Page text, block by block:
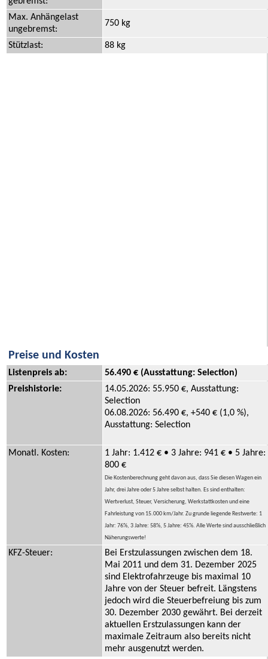
Max. Anhängelast
ungebremst:
750 kg
Stützlast: 88 kg
Preise und Kosten
Listenpreis ab:
56.490 € (Ausstattung: Selection)
Preishistorie:
14.05.2026: 55.950 €, Ausstattung:
Selection
06.08.2026: 56.490 €, +540 € (1,0 %),
Ausstattung: Selection
Monatl. Kosten:
1 Jahr: 1.412 € • 3 Jahre: 941 € • 5 Jahre:
800 €
Die Kostenberechnung geht davon aus, dass Sie diesen Wagen ein
Jahr, drei Jahre oder 5 Jahre selbst halten. Es sind enthalten:
Wertverlust, Steuer, Versicherung, Werkstattkosten und eine
Fahrleistung von 15.000 km/Jahr. Zu grunde liegende Restwerte: 1
Jahr: 76%, 3 Jahre: 58%, 5 Jahre: 45%. Alle Werte sind ausschließlich
Näherungswerte!
KFZ-Steuer:
Bei Erstzulassungen zwischen dem 18.
Mai 2011 und dem 31. Dezember 2025
sind Elektrofahrzeuge bis maximal 10
Jahre von der Steuer befreit. Längstens
jedoch wird die Steuerbefreiung bis zum
30. Dezember 2030 gewährt. Bei derzeit
aktuellen Erstzulassungen kann der
maximale Zeitraum also bereits nicht
mehr ausgenutzt werden.